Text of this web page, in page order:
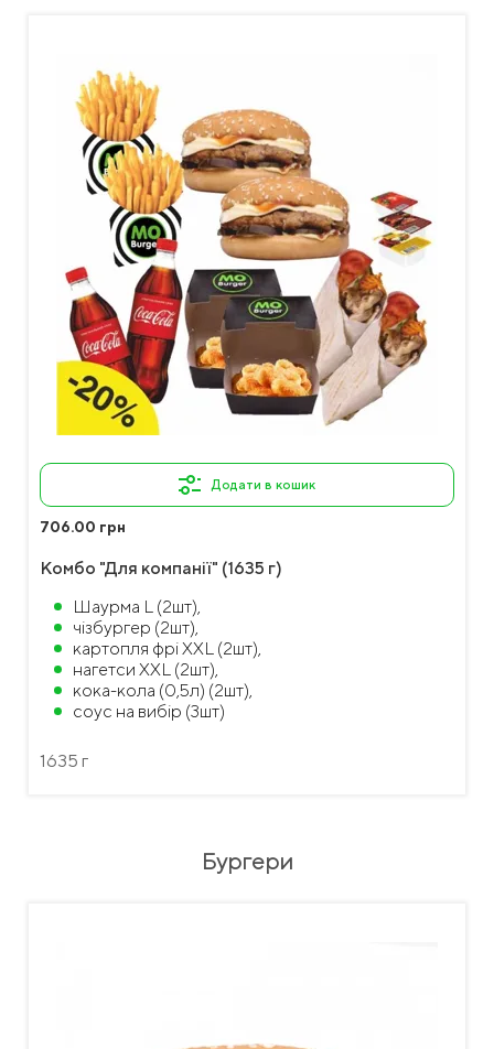
Додати в кошик
706.00 грн
Комбо "Для компанії" (1635 г)
Шаурма L (2шт),
чізбургер (2шт),
картопля фрі XXL (2шт),
нагетси XXL (2шт),
кока-кола (0,5л) (2шт),
соус на вибір (3шт)
1635 г
Бургери